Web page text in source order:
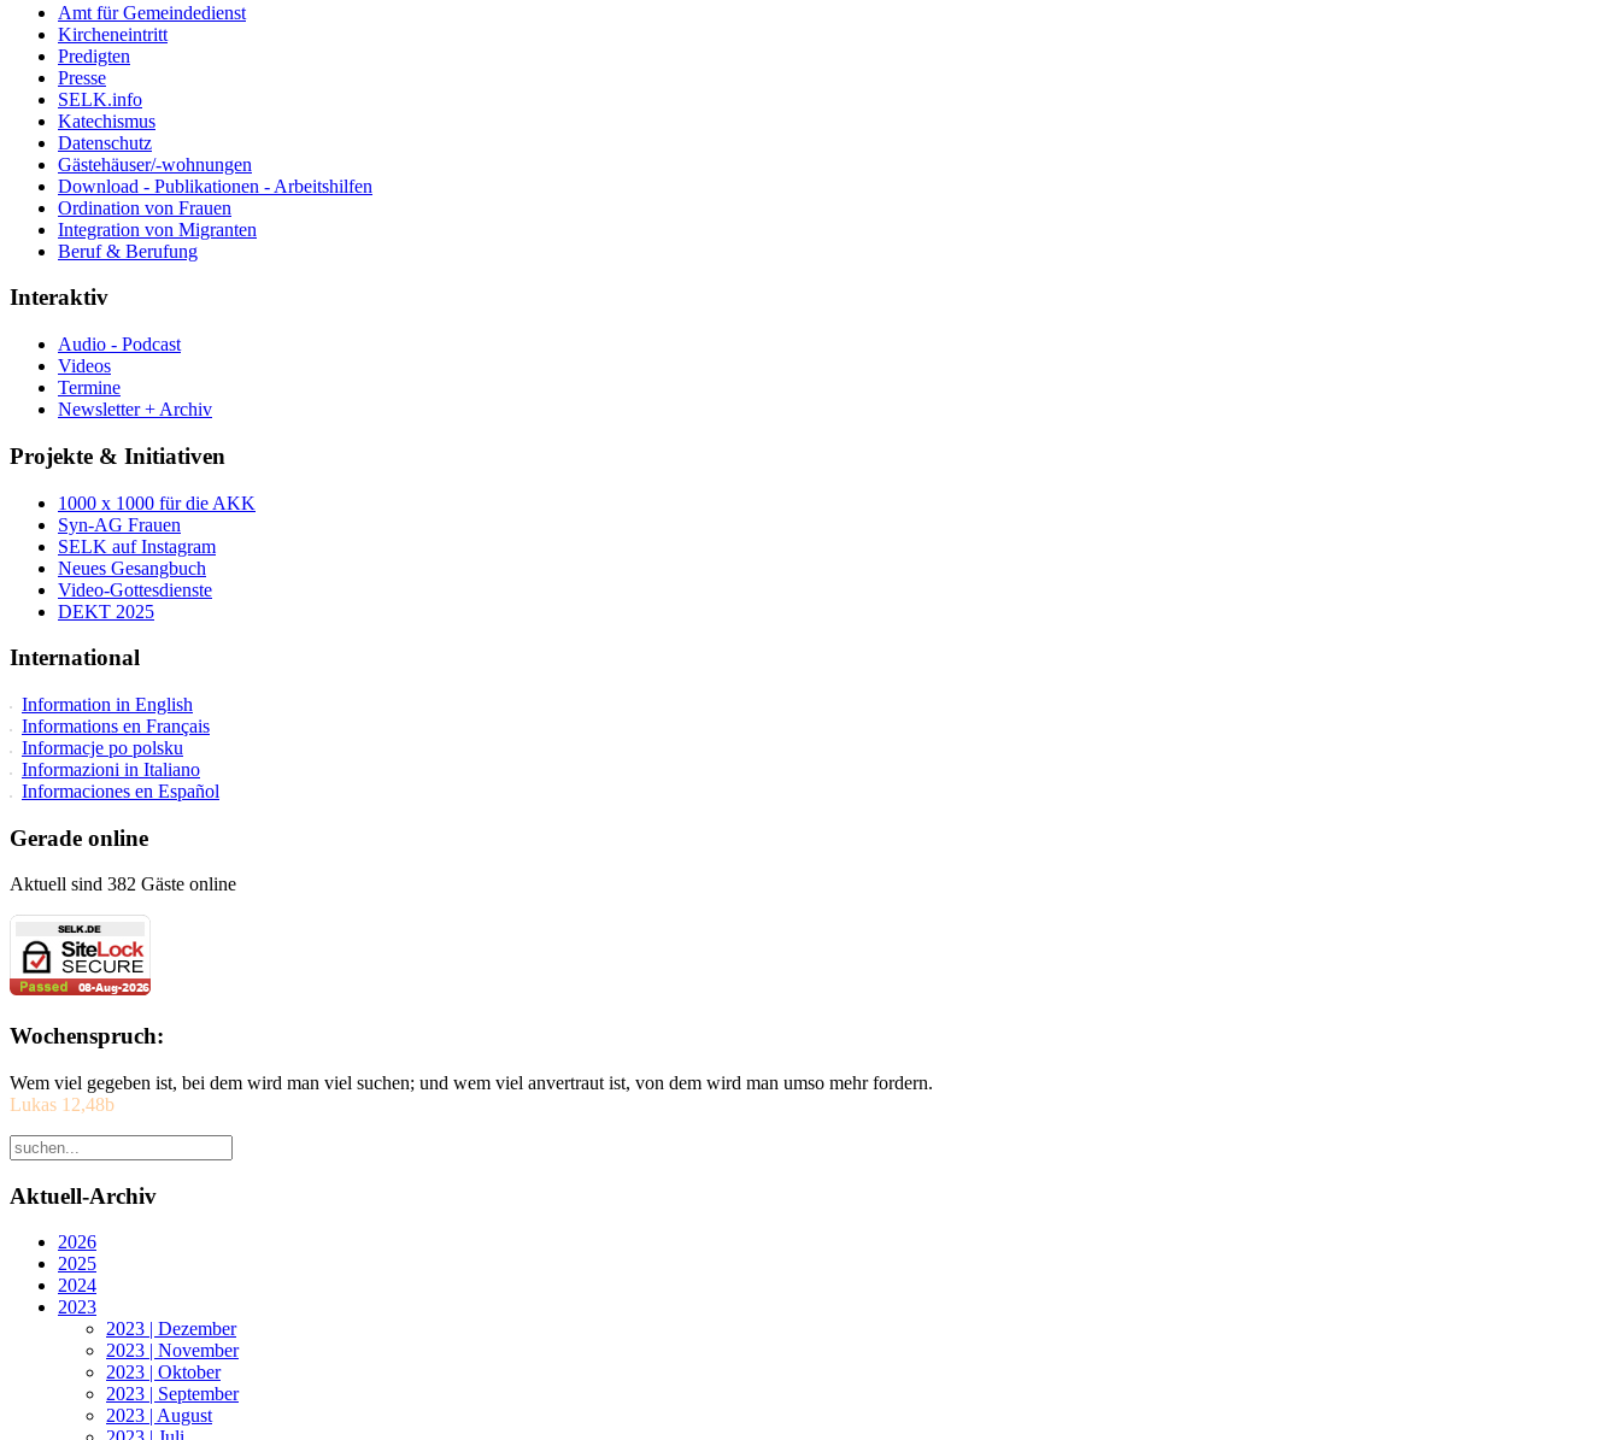
Amt für Gemeindedienst
Kircheneintritt
Predigten
Presse
SELK.info
Katechismus
Datenschutz
Gästehäuser/-wohnungen
Download - Publikationen - Arbeitshilfen
Ordination von Frauen
Integration von Migranten
Beruf & Berufung
Interaktiv
Audio - Podcast
Videos
Termine
Newsletter + Archiv
Projekte & Initiativen
1000 x 1000 für die AKK
Syn-AG Frauen
SELK auf Instagram
Neues Gesangbuch
Video-Gottesdienste
DEKT 2025
International
Information in English
Informations en Français
Informacje po polsku
Informazioni in Italiano
Informaciones en Español
Gerade online
Aktuell sind 382 Gäste online
Wochenspruch:
Wem viel gegeben ist, bei dem wird man viel suchen; und wem viel anvertraut ist, von dem wird man umso mehr fordern.
Lukas 12,48b
Aktuell-Archiv
2026
2025
2024
2023
2023 | Dezember
2023 | November
2023 | Oktober
2023 | September
2023 | August